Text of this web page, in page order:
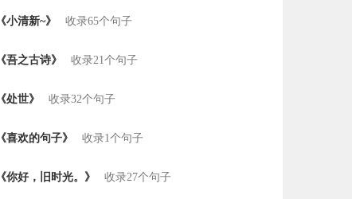
《小清新~》 收录65个句子
《吾之古诗》 收录21个句子
《处世》 收录32个句子
《喜欢的句子》 收录1个句子
《你好，旧时光。》 收录27个句子